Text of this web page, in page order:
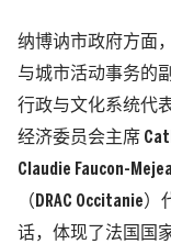
纳博讷市政府方面
与城市活动事务的
行政与文化系统代
经济委员会主席
Claudie Faucon-
（DRAC Occitanie
话，体现了法国国